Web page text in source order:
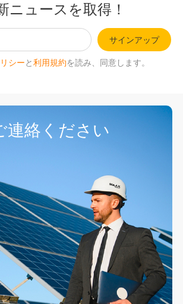
ニュースを取得！
サインアップ
シーと利用規約を読み、同意します。
連絡ください